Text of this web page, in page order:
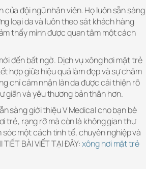
đội ngũ nhân viên. Họ luôn sẵn sàng
loại da và luôn theo sát khách hàng
thấy mình được quan tâm một cách
đến bất ngờ. Dịch vụ xông hơi mặt trẻ
hợp giữa hiệu quả làm đẹp và sự chăm
chỉ cảm nhận làn da được cải thiện rõ
giãn và yêu thương bản thân hơn.
sàng giới thiệu V Medical cho bạn bè
trẻ, rạng rỡ mà còn là không gian thư
một cách tinh tế, chuyên nghiệp và
BÀI VIẾT TẠI ĐÂY:xông hơi mặt trẻ